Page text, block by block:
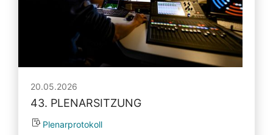
20.05.2026
43. PLENARSITZUNG
Plenarprotokoll